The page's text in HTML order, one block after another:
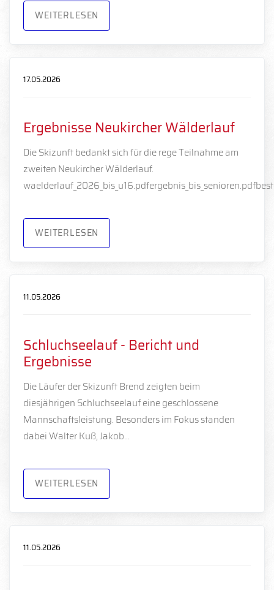
WEITERLESEN
17.05.2026
Ergebnisse Neukircher Wälderlauf
Die Skizunft bedankt sich für die rege Teilnahme am
zweiten Neukircher Wälderlauf.
WEITERLESEN
11.05.2026
Schluchseelauf - Bericht und
Ergebnisse
Die Läufer der Skizunft Brend zeigten beim
diesjährigen Schluchseelauf eine geschlossene
Mannschaftsleistung. Besonders im Fokus standen
dabei Walter Kuß, Jakob…
WEITERLESEN
11.05.2026